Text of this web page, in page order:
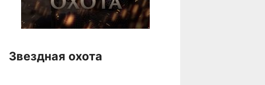
Звездная охота